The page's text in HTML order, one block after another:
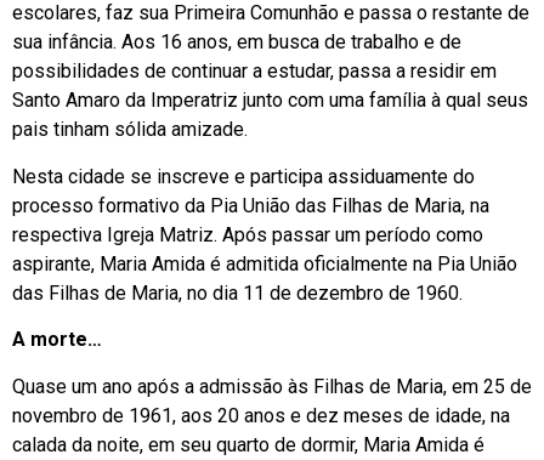
escolares, faz sua Primeira Comunhão e passa o restante de
sua infância. Aos 16 anos, em busca de trabalho e de
possibilidades de continuar a estudar, passa a residir em
Santo Amaro da Imperatriz junto com uma família à qual seus
pais tinham sólida amizade.
Nesta cidade se inscreve e participa assiduamente do
processo formativo da Pia União das Filhas de Maria, na
respectiva Igreja Matriz. Após passar um período como
aspirante, Maria Amida é admitida oficialmente na Pia União
das Filhas de Maria, no dia 11 de dezembro de 1960.
A morte…
Quase um ano após a admissão às Filhas de Maria, em 25 de
novembro de 1961, aos 20 anos e dez meses de idade, na
calada da noite, em seu quarto de dormir, Maria Amida é